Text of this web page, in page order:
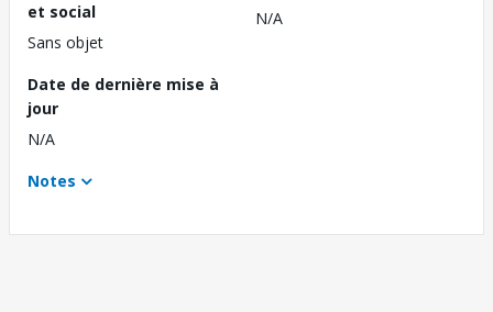
et social
Sans objet
N/A
Date de dernière mise à
jour
N/A
Notes